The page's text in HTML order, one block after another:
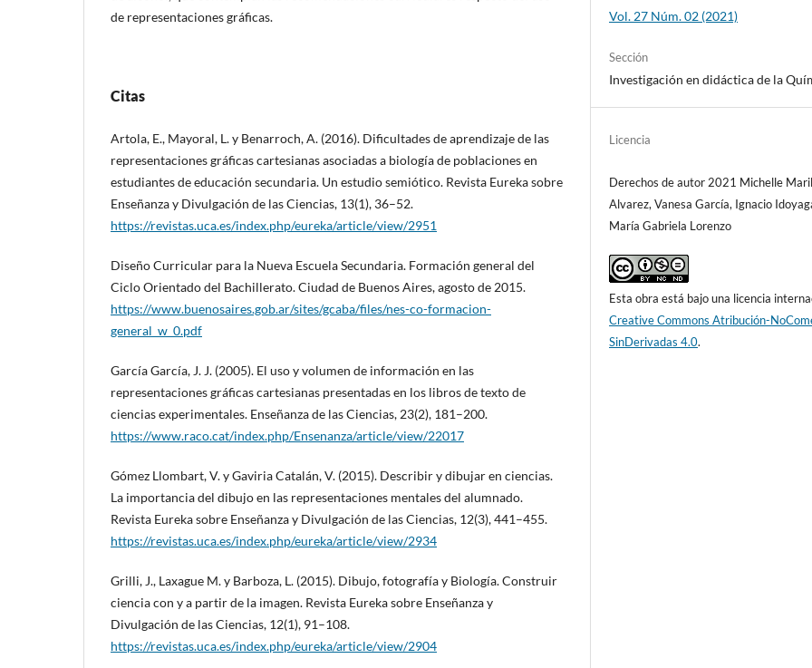
de representaciones gráficas.
Citas
Artola, E., Mayoral, L. y Benarroch, A. (2016). Dificultades de aprendizaje de las
representaciones gráficas cartesianas asociadas a biología de poblaciones en
estudiantes de educación secundaria. Un estudio semiótico. Revista Eureka sobre
Enseñanza y Divulgación de las Ciencias, 13(1), 36–52.
https://revistas.uca.es/index.php/eureka/article/view/2951
Diseño Curricular para la Nueva Escuela Secundaria. Formación general del
Ciclo Orientado del Bachillerato. Ciudad de Buenos Aires, agosto de 2015.
https://www.buenosaires.gob.ar/sites/gcaba/files/nes-co-formacion-
general_w_0.pdf
García García, J. J. (2005). El uso y volumen de información en las
representaciones gráficas cartesianas presentadas en los libros de texto de
ciencias experimentales. Enseñanza de las Ciencias, 23(2), 181–200.
https://www.raco.cat/index.php/Ensenanza/article/view/22017
Gómez Llombart, V. y Gaviria Catalán, V. (2015). Describir y dibujar en ciencias.
La importancia del dibujo en las representaciones mentales del alumnado.
Revista Eureka sobre Enseñanza y Divulgación de las Ciencias, 12(3), 441–455.
https://revistas.uca.es/index.php/eureka/article/view/2934
Grilli, J., Laxague M. y Barboza, L. (2015). Dibujo, fotografía y Biología. Construir
ciencia con y a partir de la imagen. Revista Eureka sobre Enseñanza y
Divulgación de las Ciencias, 12(1), 91–108.
https://revistas.uca.es/index.php/eureka/article/view/2904
Vol. 27 Núm. 02 (2021)
Sección
Investigación en didáctica de la
Licencia
Derechos de autor 2021 Michelle
Alvarez, Vanesa García, Ignacio
María Gabriela Lorenzo
Esta obra está bajo una licencia
Creative Commons Atribución-
SinDerivadas 4.0.